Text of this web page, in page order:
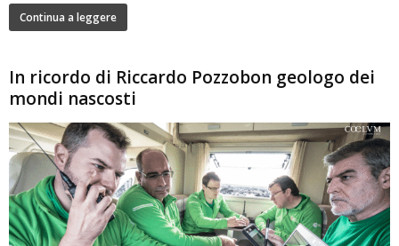
Continua a leggere
In ricordo di Riccardo Pozzobon geologo dei
mondi nascosti